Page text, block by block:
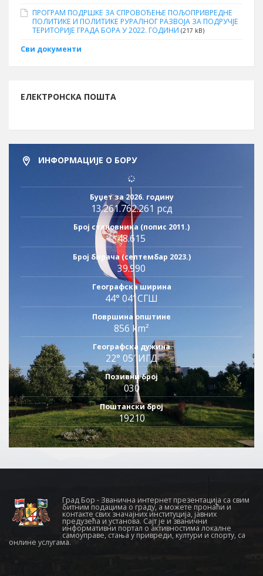
ПРОГРАМ ПОДРШКЕ ЗА СПРОВОЂЕЊЕ ПОЉОПРИВРЕДНЕ
ПОЛИТИКЕ И ПОЛИТИКЕ РУРАЛНОГ РАЗВОЈА ЗА ПОДРУЧЈЕ
ТЕРИТОРИЈЕ ГРАДА БОРА У 2022. ГОДИНИ (217 kB)
Сви документи
ЕЛЕКТРОНСКА ПОШТА
ИНФОРМАЦИЈЕ О БОРУ
Буџет за 2026. годину
13.261.762.261 рсд
Број становника (попис 2011.)
48.615
Број бирача (септембар 2023.)
39.990
Географска ширина
44° 04′ СГШ
Површина општине
856 km²
Географска дужина
22° 05′ ИГД
Позивни број
030
Поштански број
19210
Град Бор - Званична интернет презентација са свим
битним подацима о граду, а можете пронаћи и
контакте свих значајних институција, јавних
предузећа и установа. Сајт је и званични
информативни портал о активностима локалне
самоуправе, стања у привреди, култури и спорту, са
онлине услугама.